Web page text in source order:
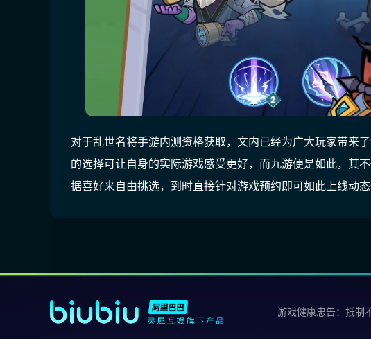
对于乱世名将手游内测资格获取，文内已经为广大玩家带来
的选择可让自身的实际游戏感受更好，而九游便是如此，其
据喜好来自由挑选，到时直接针对游戏预约即可如此上线动态
游戏健康忠告：抵制